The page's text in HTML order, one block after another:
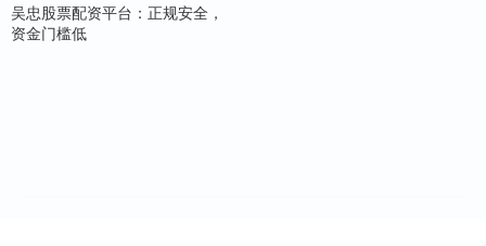
吴忠股票配资平台：正规安全，
资金门槛低